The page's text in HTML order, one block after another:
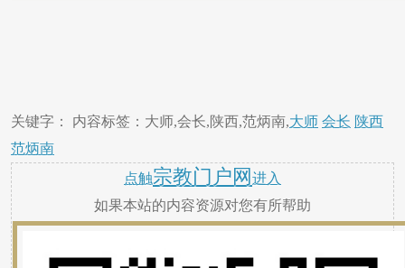
关键字： 内容标签：大师,会长,陕西,范炳南,大师 会长 陕西
范炳南
点触宗教门户网 进入
如果本站的内容资源对您有所帮助